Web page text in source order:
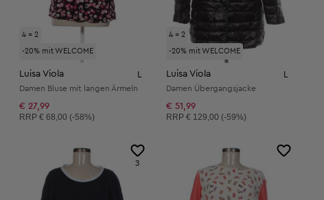
4 = 2
-20% mit WELCOME
Luisa Viola
Damen Bluse mit langen Ärmeln
€ 27,99
Unverbindliche Preisempfehlung:
RRP€ 68,00 (-58%)
4 = 2
-20% mit WELCOME
Luisa Viola
Damen Übergangsjacke
€ 51,99
Unverbindliche Preisempfehlung:
RRP € 129,00 (-59%)
3